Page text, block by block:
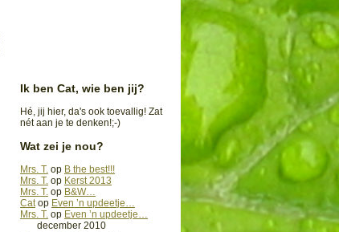
Ik ben Cat, wie ben jij?
Hé, jij hier, da's ook toevallig! Zat
nét aan je te denken!;-)
Wat zei je nou?
Mrs. T. op B the best!!!
Mrs. T. op Kerst 2013
Mrs. T. op B&W…
Catop Even ’n updeetje…
Mrs. T. op Even ’n updeetje…
december 2010